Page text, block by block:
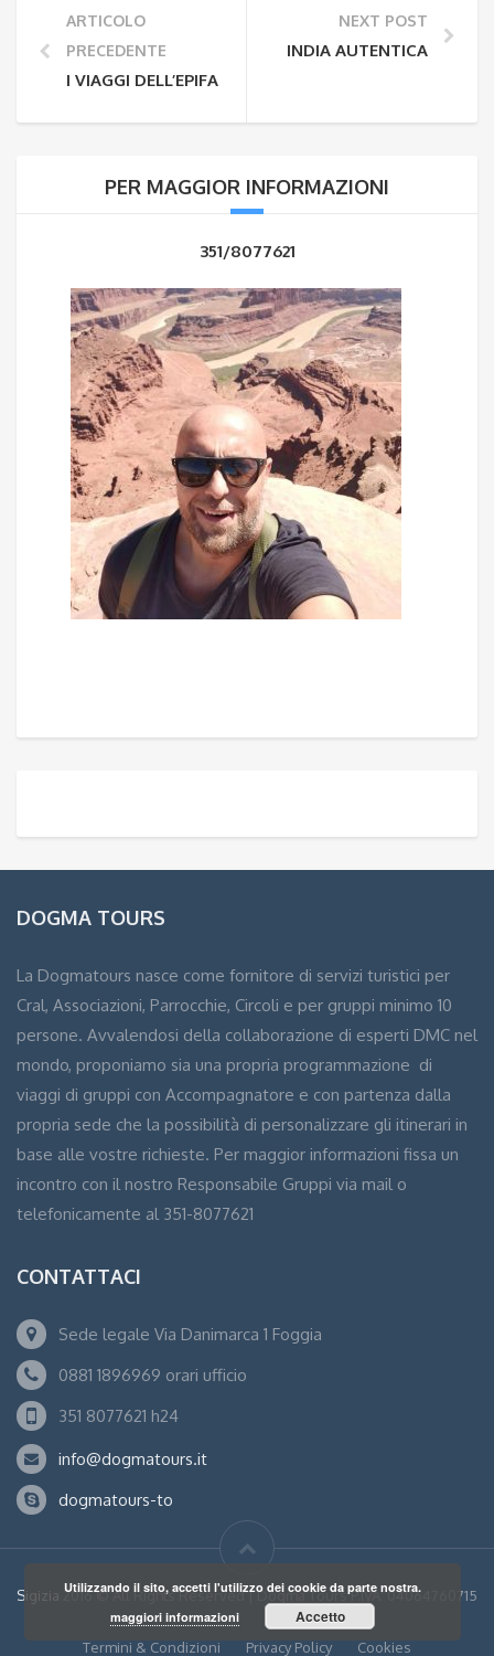
ARTICOLO
PRECEDENTE
I VIAGGI DELL’EPIFANIA
NEXT POST
INDIA AUTENTICA
PER MAGGIOR INFORMAZIONI
351/8077621
DOGMA TOURS
La Dogmatours nasce come fornitore di servizi turistici per
Cral, Associazioni, Parrocchie, Circoli e per gruppi minimo 10
persone. Avvalendosi della collaborazione di esperti DMC nel
mondo, proponiamo sia una propria programmazione di
viaggi di gruppi con Accompagnatore e con partenza dalla
propria sede che la possibilità di personalizzare gli itinerari in
base alle vostre richieste. Per maggior informazioni fissa un
incontro con il nostro Responsabile Gruppi via mail o
telefonicamente al 351-8077621
CONTATTACI
Sede legale Via Danimarca 1 Foggia
0881 1896969 orari ufficio
351 8077621 h24
info@dogmatours.it
dogmatours-to
Sigizia 2016 © All Rights Reserved | Dogma Tours P.IVA: 04064760715
Termini & Condizioni Privacy Policy Cookies
Utilizzando il sito, accetti l'utilizzo dei cookie da parte nostra.
maggiori informazioni
Accetto